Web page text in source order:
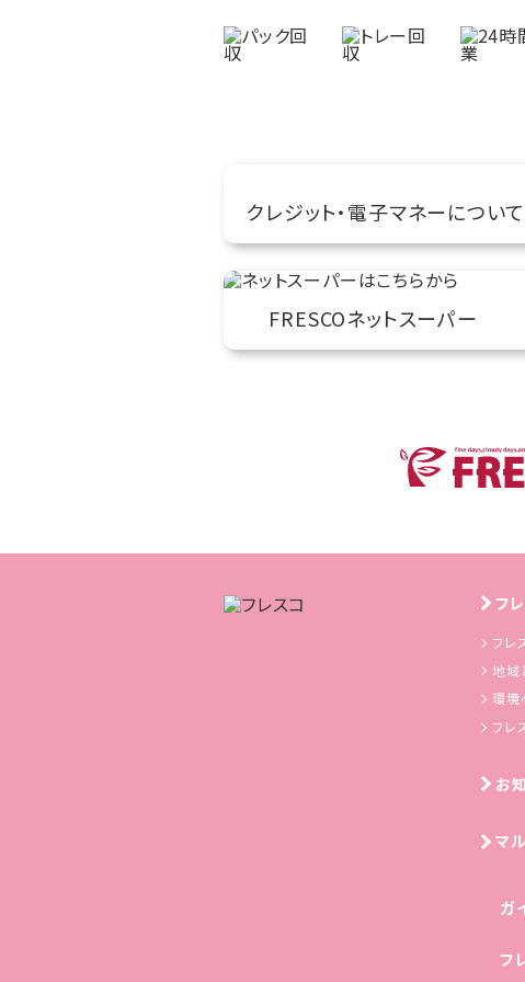
クレジット・電子マネーについて
FRESCOネットスーパー
フ
フレ
地域
環境
フレ
お
マ
ガ
フ